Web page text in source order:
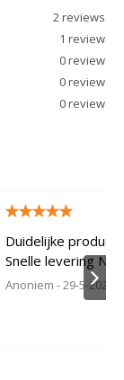
2 reviews
1 review
0review
0review
0review
Duidelijke product
Snelle levering
Anoniem- 29-5-2020